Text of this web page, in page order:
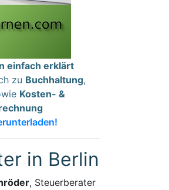
einfach erklärt
zu Buchhaltung,
Kosten- &
in Berlin
, Steuerberater